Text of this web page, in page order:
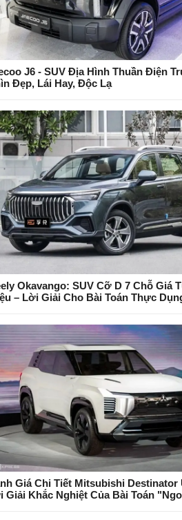
J6 - SUV Địa Hình Thuần Điện
Đẹp, Lái Hay, Độc Lạ
Okavango: SUV Cỡ D 7 Chỗ Giá
– Lời Giải Cho Bài Toán Thực
Giá Chi Tiết Mitsubishi Destinator
Giải Khắc Nghiệt Của Bài Toán